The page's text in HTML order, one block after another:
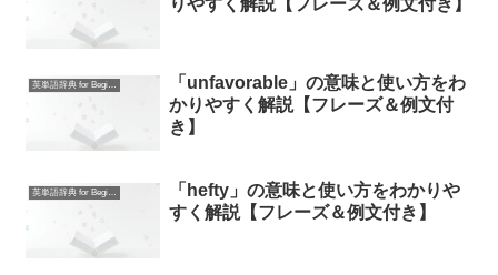
英単語辞典 for Beginners
「unfavorable」の意味と使い方をわ
かりやすく解説【フレーズ＆例文付
き】
英単語辞典 for Beginners
「hefty」の意味と使い方をわかりや
すく解説【フレーズ＆例文付き】